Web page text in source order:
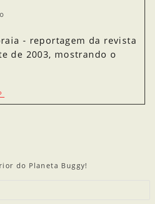
- reportagem da revista
de 2003, mostrando o
do Planeta Buggy!